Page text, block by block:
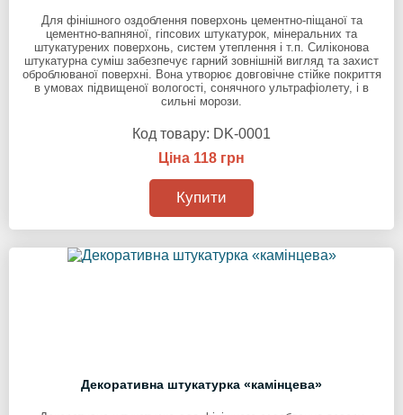
Для фінішного оздоблення поверхонь цементно-піщаної та
цементно-вапняної, гіпсових штукатурок, мінеральних та
штукатурених поверхонь, систем утеплення і т.п. Силіконова
штукатурна суміш забезпечує гарний зовнішній вигляд та захист
оброблюваної поверхні. Вона утворює довговічне стійке покриття
в умовах підвищеної вологості, сонячного ультрафіолету, і в
сильні морози.
Код товару: DK-0001
Ціна 118 грн
Купити
Декоративна штукатурка «камінцева»